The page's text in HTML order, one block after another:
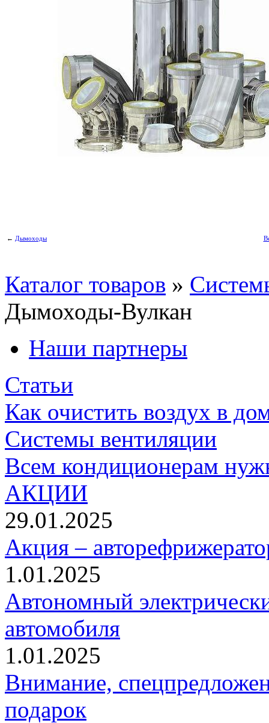
← Дымоходы
Каталог товаров »
Дымоходы-Вулкан
Наши партнеры
Статьи
Как очистить воздух в
Системы вентиляции
Всем кондиционерам
АКЦИИ
29.01.2025
Акция –
1.01.2025
Автономный
автомобиля
1.01.2025
Внимание,
подарок